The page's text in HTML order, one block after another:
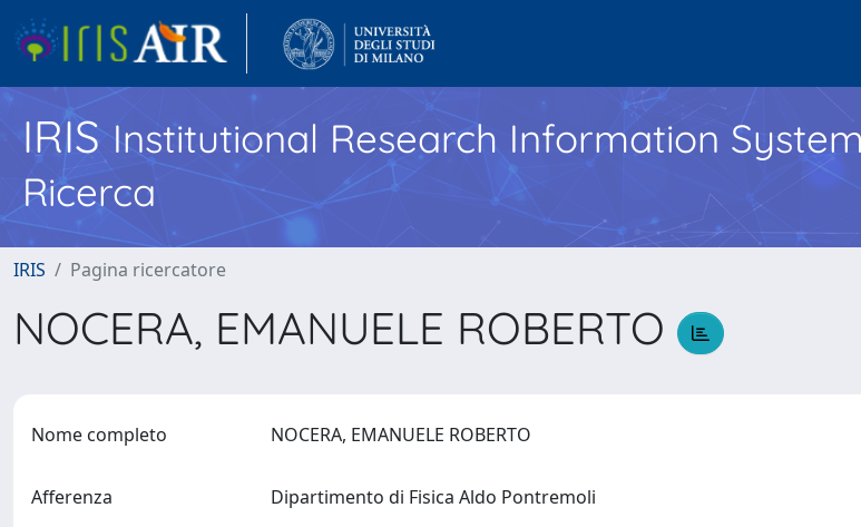
IRISInstitutional Research Information System
Ricerca
IRIS Pagina ricercatore
NOCERA, EMANUELE ROBERTO
Nome completo NOCERA, EMANUELE ROBERTO
Afferenza Dipartimento di Fisica Aldo Pontremoli